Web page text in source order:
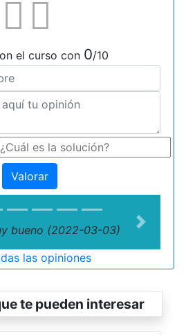
el curso con 0/10
Valorar
bueno (2022-03-03) Next
las opiniones
te pueden interesar